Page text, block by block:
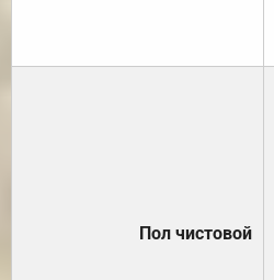
Пол чистовой